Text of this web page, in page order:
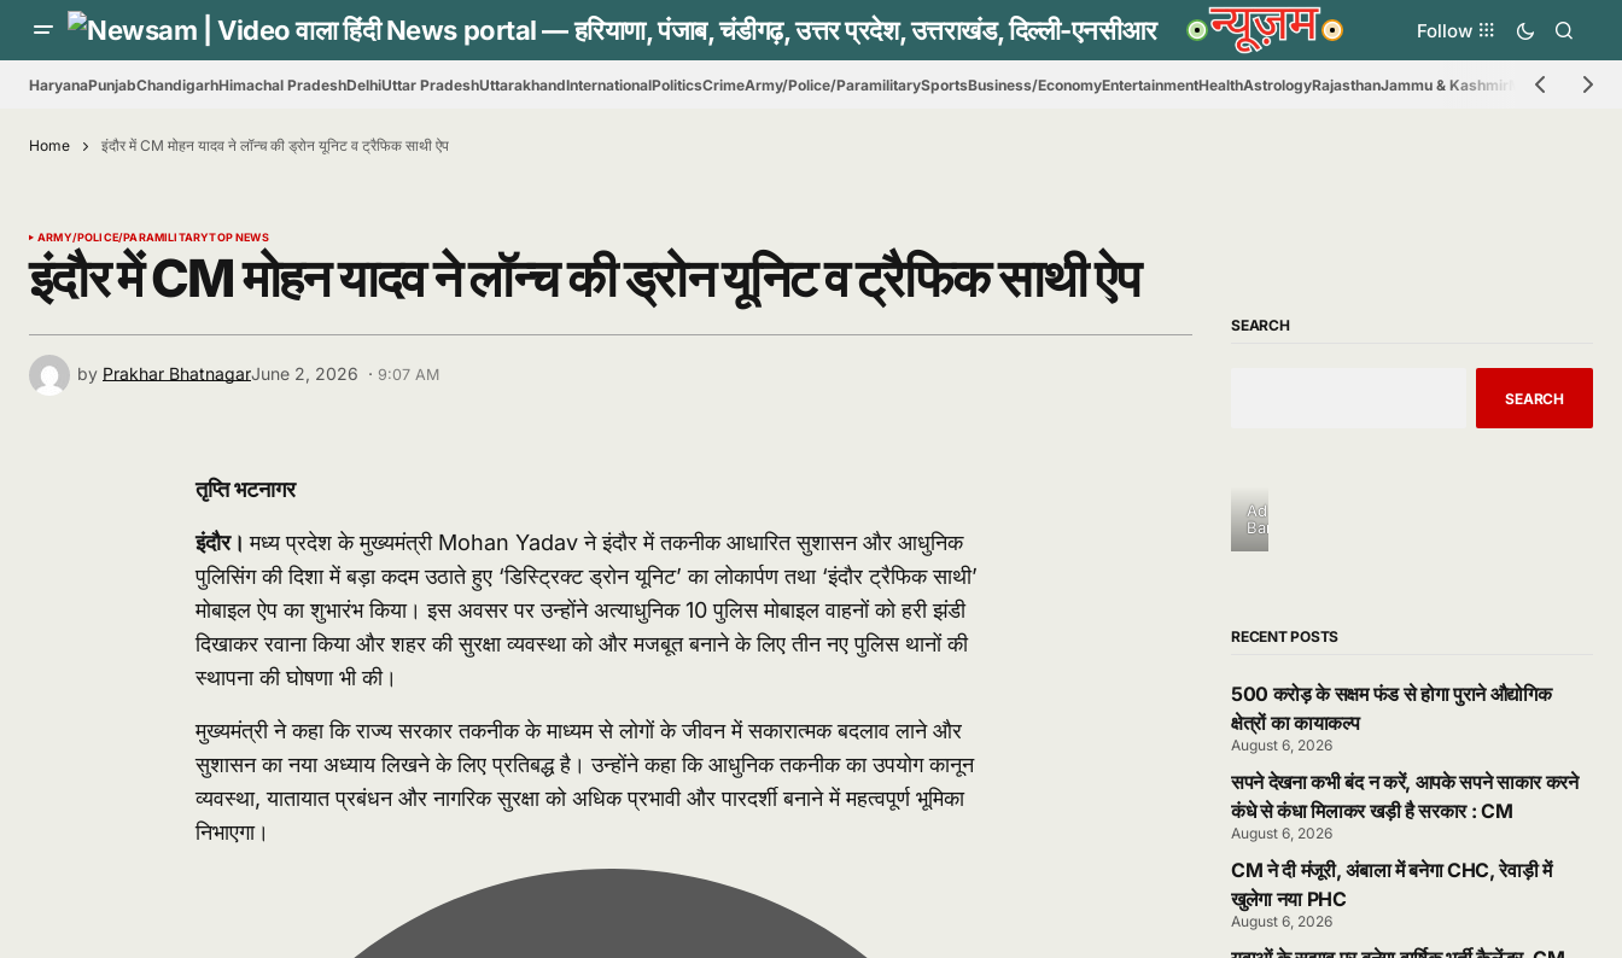
Follow
HaryanaPunjabChandigarhHimachal PradeshDelhiUttar PradeshUttarakhandInternationalPoliticsCrimeArmy/Police/ParamilitarySportsBusiness/EconomyEntertainmentHealthAstrologyRajasthanJammu & Kashmir Madhya
Home इंदौर में CM मोहन यादव ने लॉन्च की ड्रोन यूनिट व ट्रैफिक साथी ऐप
ARMY/POLICE/PARAMILITARYTOP NEWS
इंदौर में CM मोहन यादव ने लॉन्च की ड्रोन यूनिट व ट्रैफिक साथी ऐप
by Prakhar BhatnagarJune 2, 2026 · 9:07 AM
तृप्ति भटनागर
इंदौर।मध्य प्रदेश के मुख्यमंत्री Mohan Yadavने इंदौर में तकनीक आधारित सुशासन और आधुनिक
पुलिसिंग की दिशा में बड़ा कदम उठाते हुए ‘डिस्ट्रिक्ट ड्रोन यूनिट’ का लोकार्पण तथा ‘इंदौर ट्रैफिक साथी’
मोबाइल ऐप का शुभारंभ किया। इस अवसर पर उन्होंने अत्याधुनिक 10 पुलिस मोबाइल वाहनों को हरी झंडी
दिखाकर रवाना किया और शहर की सुरक्षा व्यवस्था को और मजबूत बनाने के लिए तीन नए पुलिस थानों की
स्थापना की घोषणा भी की।
मुख्यमंत्री ने कहा कि राज्य सरकार तकनीक के माध्यम से लोगों के जीवन में सकारात्मक बदलाव लाने और
सुशासन का नया अध्याय लिखने के लिए प्रतिबद्ध है। उन्होंने कहा कि आधुनिक तकनीक का उपयोग कानून
व्यवस्था, यातायात प्रबंधन और नागरिक सुरक्षा को अधिक प्रभावी और पारदर्शी बनाने में महत्वपूर्ण भूमिका
निभाएगा।
SEARCH
SEARCH
Ad
Banner
RECENT POSTS
500 करोड़ के सक्षम फंड से होगा पुराने औद्योगिक
क्षेत्रों का कायाकल्प
August 6, 2026
सपने देखना कभी बंद न करें, आपके सपने साकार करने
कंधे से कंधा मिलाकर खड़ी है सरकार : CM
August 6, 2026
CM ने दी मंजूरी, अंबाला में बनेगा CHC, रेवाड़ी में
खुलेगा नया PHC
August 6, 2026